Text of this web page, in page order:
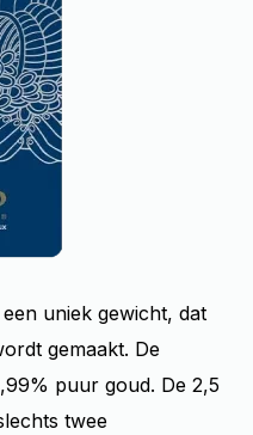
uniek gewicht, dat
gemaakt. De
puur goud. De 2,5
twee